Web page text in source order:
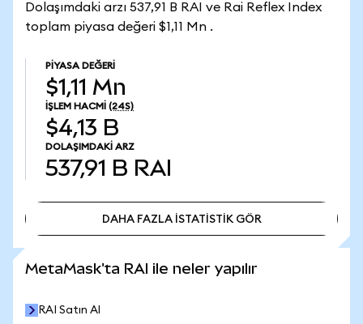
Dolaşımdaki arzı 537,91 B RAI ve Rai Reflex Index
toplam piyasa değeri $1,11 Mn .
PIYASA DEĞERI
$1,11 Mn
İŞLEM HACMI (24S)
$4,13 B
DOLAŞIMDAKI ARZ
537,91 B RAI
DAHA FAZLA İSTATİSTİK GÖR
MetaMask'ta RAI ile neler yapılır
RAI Satın Al